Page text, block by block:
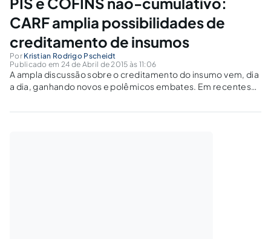
CARF amplia possibilidades de
creditamento de insumos
Por Kristian Rodrigo Pscheidt
Publicado em 24 de Abril de 2015 às 11:06
A ampla discussão sobre o creditamento do insumo vem, dia
a dia, ganhando novos e polêmicos embates. Em recentes
contraposição com o próprio Poder Judiciário, que possui